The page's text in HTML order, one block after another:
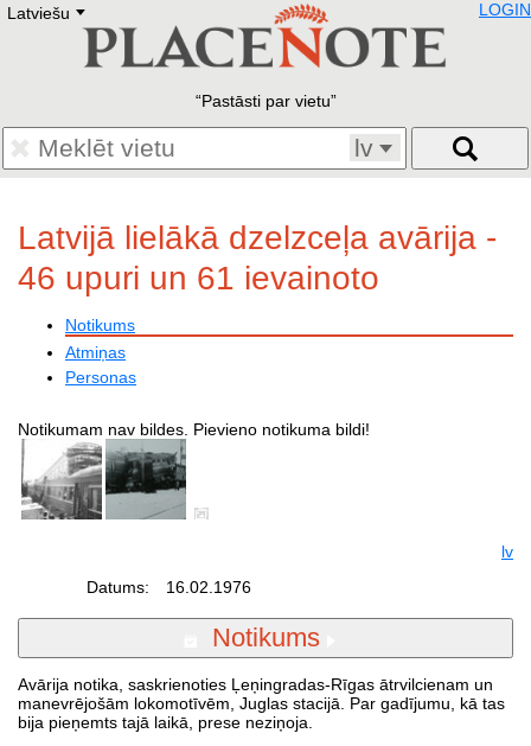
Latviešu E
Deutsch
Francais
Polski
Eestikeelne
LOGIN
Pastāsti par vietu
lv
Latvijā lielākā dzelzceļa avārija -
46 upuri un 61 ievainoto
Notikums
Atmiņas
Personas
Notikumam nav bildes. Pievieno notikuma bildi!
lv
Datums:
16.02.1976
Notikums
Avārija notika, saskrienoties Ļeņingradas-Rīgas ātrvilcienam un
manevrējošām lokomotīvēm, Juglas stacijā. Par gadījumu, kā tas
bija pieņemts tajā laikā, prese neziņoja.